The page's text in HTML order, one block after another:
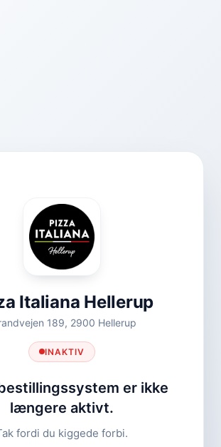
Italiana Hellerup
189, 2900 Hellerup
INAKTIV
er ikke
længere aktivt.
fordi du kiggede forbi.